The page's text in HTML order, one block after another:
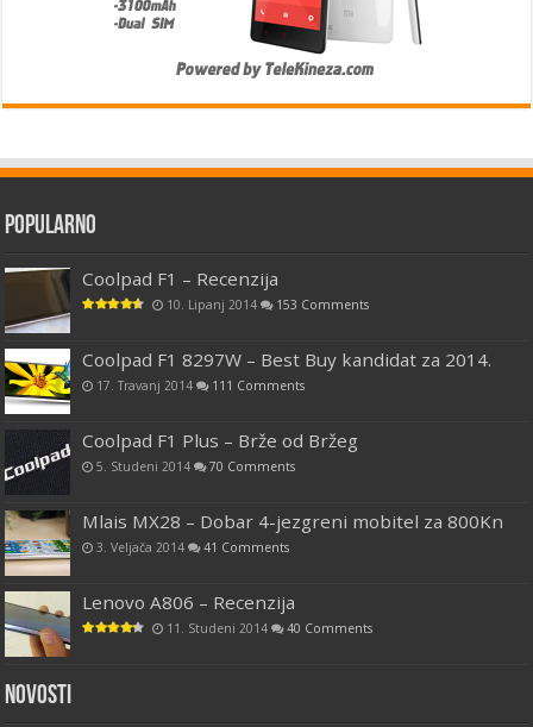
Popularno
Coolpad F1 – Recenzija
10. Lipanj 2014 153 Comments
Coolpad F1 8297W – Best Buy kandidat za 2014.
17. Travanj 2014 111 Comments
Coolpad F1 Plus – Brže od Bržeg
5. Studeni 2014 70 Comments
Mlais MX28 – Dobar 4-jezgreni mobitel za 800Kn
3. Veljača 2014 41 Comments
Lenovo A806 – Recenzija
11. Studeni 2014 40 Comments
Novosti